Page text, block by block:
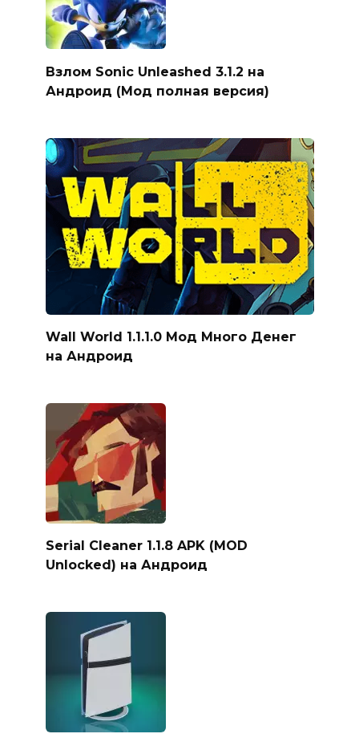
Взлом Sonic Unleashed 3.1.2 на
Андроид (Мод полная версия)
Wall World 1.1.1.0 Мод Много Денег
на Андроид
Serial Cleaner 1.1.8 APK (MOD
Unlocked) на Андроид